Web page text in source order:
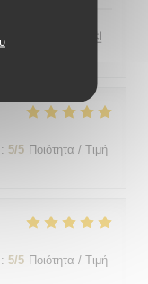
툴지만 서버가 친
: 5/5 Ποιότητα / Τιμή
: 5/5 Ποιότητα / Τιμή